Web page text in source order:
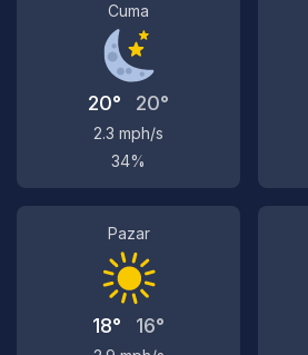
Cuma
20° 20°
2.3 mph/s
34%
Pazar
18° 16°